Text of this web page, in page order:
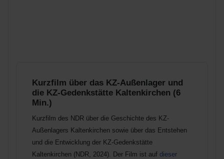
Kurzfilm über das KZ-Außenlager und
die KZ-Gedenkstätte Kaltenkirchen (6
Min.)
Kurzfilm des NDR über die Geschichte des KZ-
Außenlagers Kaltenkirchen sowie über das Entstehen
und die Entwicklung der KZ-Gedenkstätte
Kaltenkirchen (NDR, 2024). Der Film ist auf dieser